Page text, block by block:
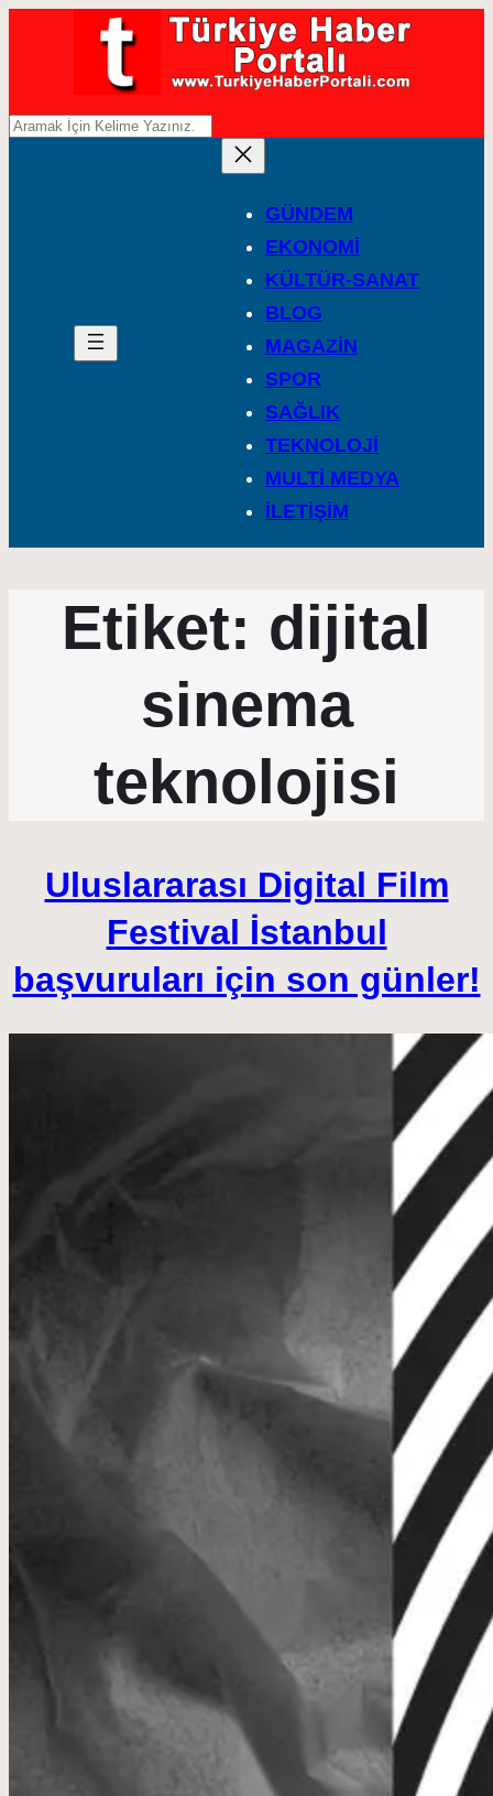
A
GÜNDEM
EKONOMİ
KÜLTÜR-SANAT
BLOG
MAGAZİN
SPOR
SAĞLIK
TEKNOLOJİ
MULTİ MEDYA
İLETİŞİM
Etiket: dijital
sinema
teknolojisi
Uluslararası Digital Film
Festival İstanbul
başvuruları için son günler!